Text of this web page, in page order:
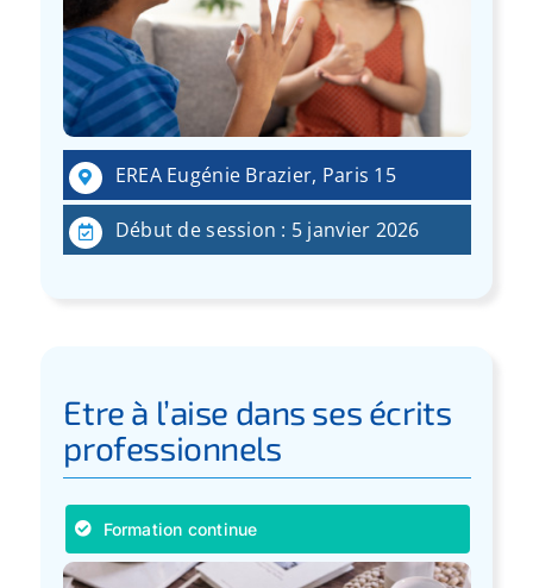
EREA Eugénie Brazier, Paris 15
Début de session : 5 janvier 2026
Etre à l’aise dans ses écrits
professionnels
Formation continue